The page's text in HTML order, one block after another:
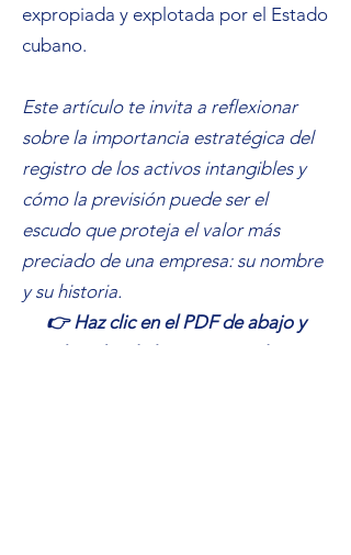
expropiada y explotada por el Estado
cubano.
Este artículo te invita a reflexionar
sobre la importancia estratégica del
registro de los activos intangibles y
cómo la previsión puede ser el
escudo que proteja el valor más
preciado de una empresa: su nombre
y su historia.
👉 Haz clic en el PDF de abajo y
descubre la historia completa.